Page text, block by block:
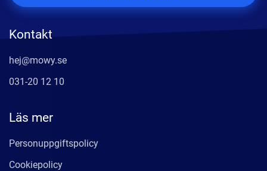
Kontakt
hej@mowy.se
031-20 12 10
Läs mer
Personuppgiftspolicy
Cookiepolicy